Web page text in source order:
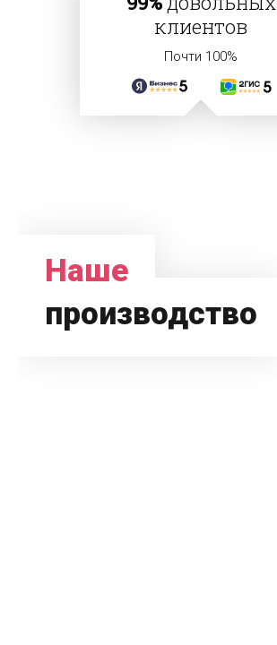
клиентов
Почти 100%
Наше
производство